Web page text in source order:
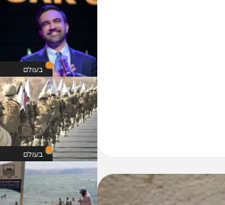
צבא וביטחון
בעולם